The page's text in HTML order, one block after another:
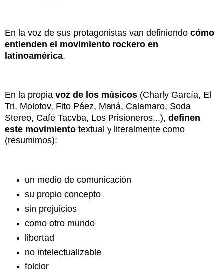
En la voz de sus protagonistas van definiendo cómo
entienden el movimiento rockero en
latinoamérica.
En la propia voz de los músicos (Charly García, El
Tri, Molotov, Fito Páez, Maná, Calamaro, Soda
Stereo, Café Tacvba, Los Prisioneros...), definen
este movimiento textual y literalmente como
(resumimos):
un medio de comunicación
su propio concepto
sin prejuicios
como otro mundo
libertad
no intelectualizable
folclor